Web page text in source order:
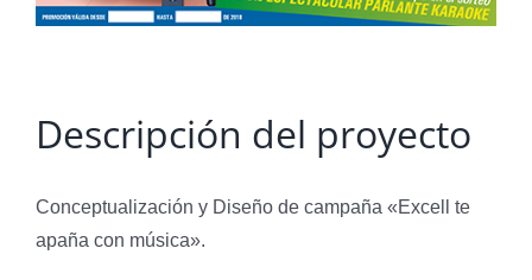
Descripción del proyecto
Conceptualización y Diseño de campaña «Excell te
apaña con música».